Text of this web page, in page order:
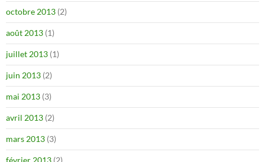
octobre 2013 (2)
août 2013 (1)
juillet 2013 (1)
juin 2013 (2)
mai 2013 (3)
avril 2013 (2)
mars 2013 (3)
février 2013 (2)